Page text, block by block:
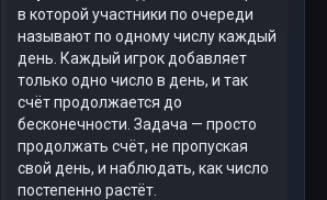
в которой участники по очереди
называют по одному числу каждый
день. Каждый игрок добавляет
только одно число в день, и так
счёт продолжается до
бесконечности. Задача — просто
продолжать счёт, не пропуская
свой день, и наблюдать, как число
постепенно растёт.